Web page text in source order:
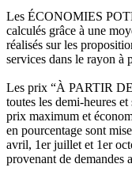
Les ÉCONOMIES
calculés grâce à une
réalisés sur les
services dans le rayon à
Les prix “À PARTIR
toutes les demi-heures
prix maximum et
en pourcentage sont
avril, 1er juillet et 1er
provenant de demandes